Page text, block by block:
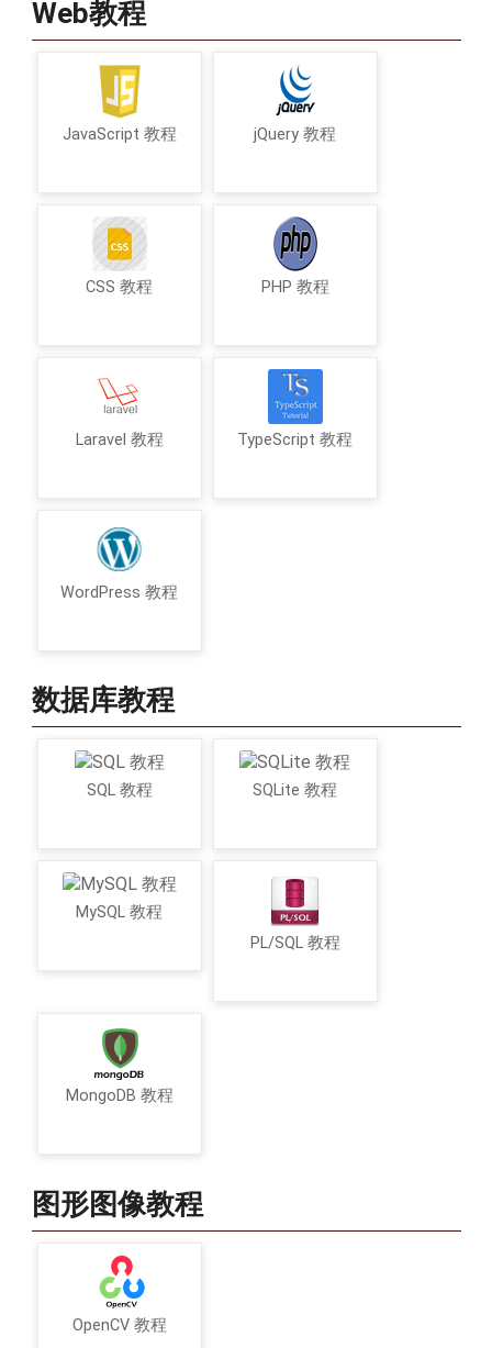
Web教程
JavaScript 教程 jQuery 教程
CSS 教程 PHP 教程
Laravel 教程 TypeScript 教程
WordPress 教程
数据库教程
SQL 教程 SQLite 教程
MySQL 教程
PL/SQL 教程
MongoDB 教程
图形图像教程
OpenCV 教程